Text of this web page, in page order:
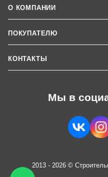
О КОМПАНИИ
ПОКУПАТЕЛЮ
КОНТАКТЫ
Мы в
2013 - 2026 ©